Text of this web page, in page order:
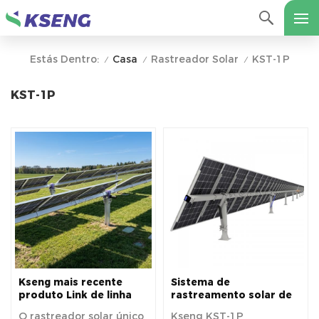
Estás Dentro: / Casa / Rastreador Solar / KST-1P
KST-1P
Kseng mais recente
produto Link de linha
O rastreador solar único
Sistema de
rastreamento solar de
Kseng KST-1P